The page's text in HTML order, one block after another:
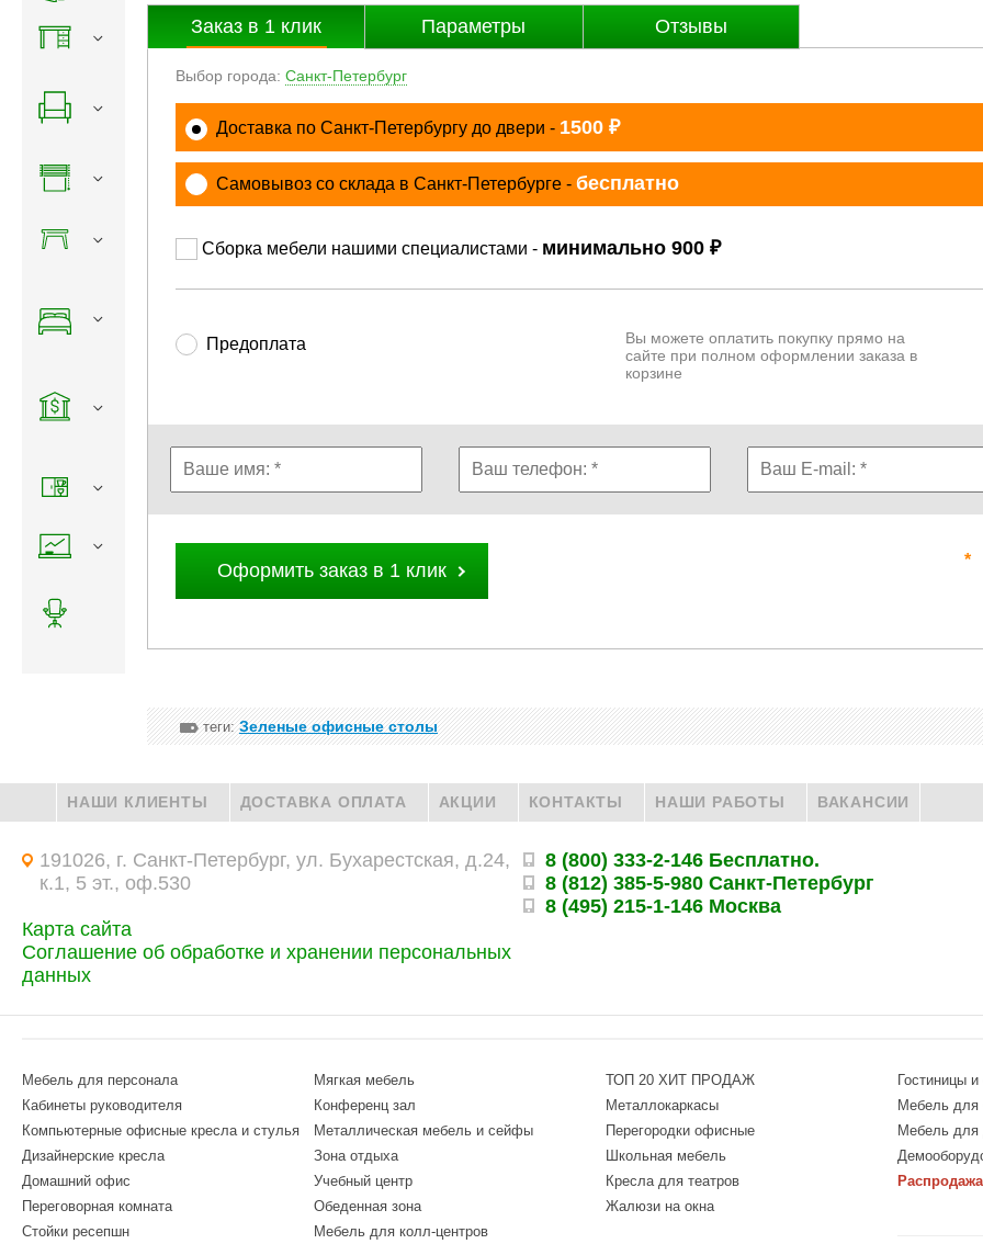
Заказ в 1 клик Параметры Отзывы
Выбор города: Санкт-Петербург
Доставка по Санкт-Петербургу до двери - 1500 ₽
Самовывоз со склада в Санкт-Петербурге - бесплатно
Сборка мебели нашими специалистами - минимально 900 ₽
Предоплата
Вы можете оплатить покупку прямо на
сайте при полном оформлении заказа в
корзине
Оформить заказ в 1 клик
теги:Зеленые офисные столы
НАШИ КЛИЕНТЫ ДОСТАВКА ОПЛАТА АКЦИИ КОНТАКТЫ НАШИ РАБОТЫ ВАКАНСИИ
191026, г. Санкт-Петербург, ул. Бухарестская, д.24,
к.1, 5 эт., оф.530
Карта сайта
Соглашение об обработке и хранении персональных
данных
8 (800) 333-2-146 Бесплатно.
8 (812) 385-5-980 Санкт-Петербург
8 (495) 215-1-146 Москва
Мебель для персонала
Кабинеты руководителя
Компьютерные офисные кресла и стулья
Дизайнерские кресла
Домашний офис
Переговорная комната
Стойки ресепшн
Мягкая мебель
Конференц зал
Металлическая мебель и сейфы
Зона отдыха
Учебный центр
Обеденная зона
Мебель для колл-центров
ТОП 20 ХИТ ПРОДАЖ
Металлокаркасы
Перегородки офисные
Школьная мебель
Кресла для театров
Жалюзи на окна
Гостиницы
Мебель для
Мебель для